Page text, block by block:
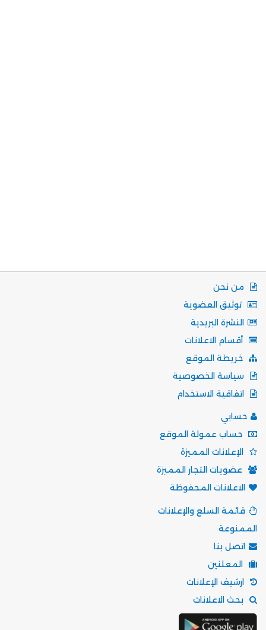
من نحن
توثيق العضوية
النشرة البريدية
أقسام الاعلانات
خريطة الموقع
سياسة الخصوصية
اتفاقية الاستخدام
حسابي
حساب عمولة الموقع
الإعلانات المميزة
عضويات التجار المميزة
الاعلانات المحفوظة
قائمة السلع والإعلانات
الممنوعة
اتصل بنا
المعلنين
ارشيف الإعلانات
بحث الاعلانات